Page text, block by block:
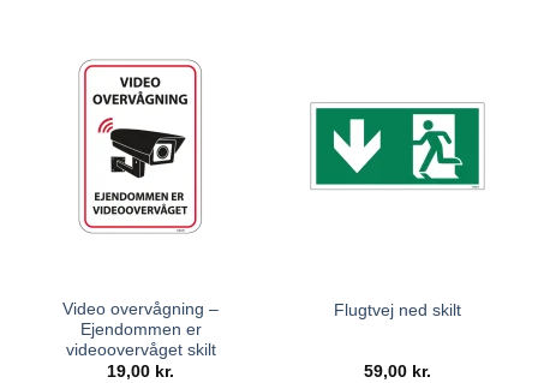
Video overvågning –
Ejendommen er
videoovervåget skilt
19,00 kr.
Flugtvej ned skilt
59,00 kr.